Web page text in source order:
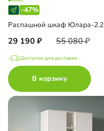
-47%
Распашной шкаф Юлара-2.2
29 190 55 080
Доступно для доставки
В корзину